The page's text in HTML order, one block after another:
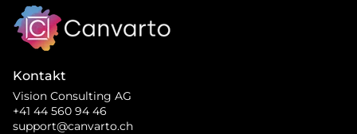
Kontakt
Vision Consulting AG
+41 44 560 94 46
support@canvarto.ch